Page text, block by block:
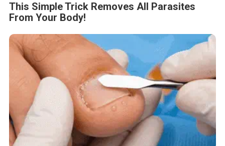
This Simple Trick Removes All Parasites
From Your Body!